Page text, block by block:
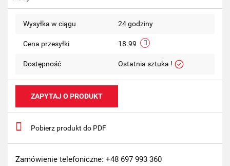
Wysyłka w ciągu 24 godziny
Cena przesyłki 18.99
Dostępność Ostatnia sztuka !
ZAPYTAJ O PRODUKT
Pobierz produkt do PDF
Zamówienie telefoniczne: +48 697 993 360